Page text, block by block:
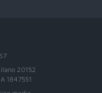
20152
1847551